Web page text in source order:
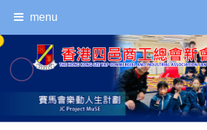
menu